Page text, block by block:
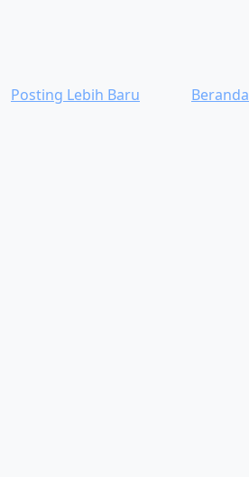
Posting Lebih Baru Beranda